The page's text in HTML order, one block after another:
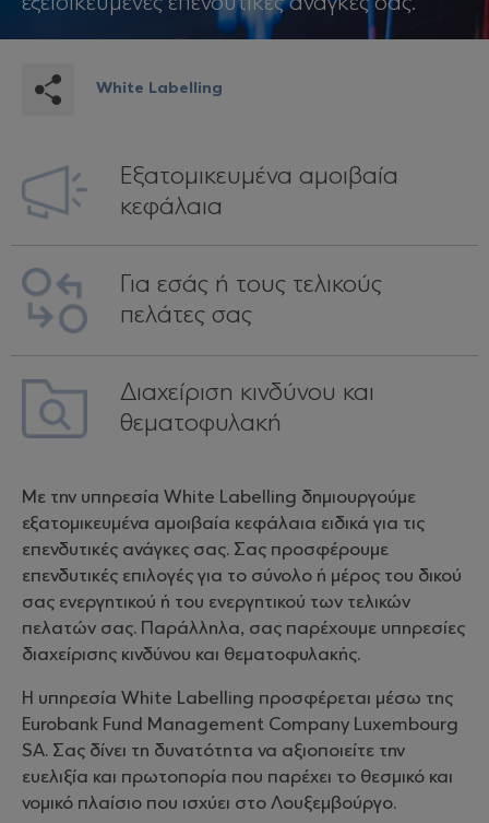
White Labelling
Εξατομικευμένα αμοιβαία
κεφάλαια
Για εσάς ή τους τελικούς
πελάτες σας
Διαχείριση κινδύνου και
θεματοφυλακή
Με την υπηρεσία White Labelling δημιουργούμε
εξατομικευμένα αμοιβαία κεφάλαια ειδικά για τις
επενδυτικές ανάγκες σας. Σας προσφέρουμε
επενδυτικές επιλογές για το σύνολο ή μέρος του δικού
σας ενεργητικού ή του ενεργητικού των τελικών
πελατών σας. Παράλληλα, σας παρέχουμε υπηρεσίες
διαχείρισης κινδύνου και θεματοφυλακής.
Η υπηρεσία White Labelling προσφέρεται μέσω της
Eurobank Fund Management Company Luxembourg
SA. Σας δίνει τη δυνατότητα να αξιοποιείτε την
ευελιξία και πρωτοπορία που παρέχει το θεσμικό και
νομικό πλαίσιο που ισχύει στο Λουξεμβούργο.